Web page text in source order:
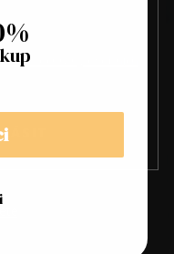
ochrany osobních